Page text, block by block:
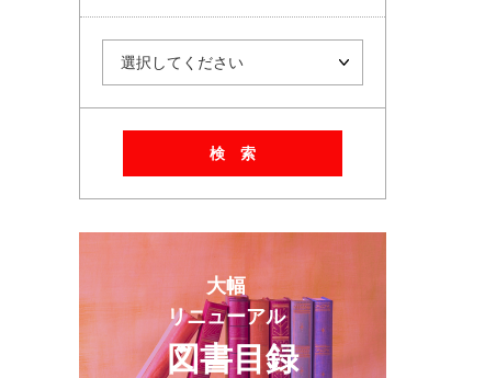
検 索
大幅
リニューアル
図書目録